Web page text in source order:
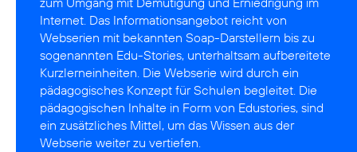
Internet. Das Informationsangebot reicht von
Webserien mit bekannten Soap-Darstellern bis zu
sogenannten Edu-Stories, unterhaltsam aufbereitete
Kurzlerneinheiten. Die Webserie wird durch ein
pädagogisches Konzept für Schulen begleitet. Die
pädagogischen Inhalte in Form von Edustories, sind
ein zusätzliches Mittel, um das Wissen aus der
Webserie weiter zu vertiefen.